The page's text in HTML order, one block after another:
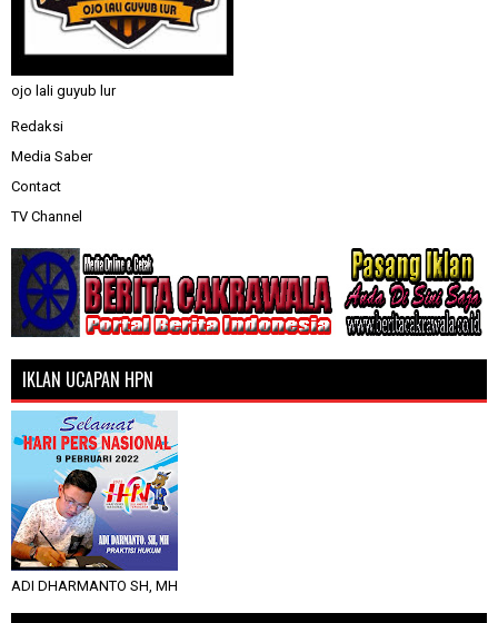
ojo lali guyub lur
Redaksi
Media Saber
Contact
TV Channel
IKLAN UCAPAN HPN
ADI DHARMANTO SH, MH